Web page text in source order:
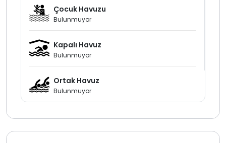
Çocuk Havuzu
Bulunmuyor
Kapalı Havuz
Bulunmuyor
Ortak Havuz
Bulunmuyor